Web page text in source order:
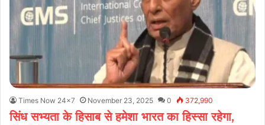
Times Now 24x7 November 23, 2025 0 372,990
सिंध सभ्यता के हिसाब से हमेशा भारत का हिस्सा रहेगा,